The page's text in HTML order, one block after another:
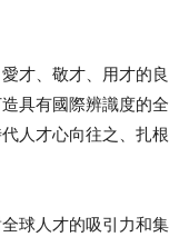
才、敬才、用才的良
具有國際辨識度的全
人才心向往之、扎根
球人才的吸引力和集